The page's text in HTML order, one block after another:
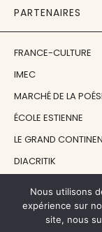
PARTENAIRES
FRANCE-CULTURE
IMEC
MARCHÉ DE LA
ÉCOLE ESTIENNE
LE GRAND
DIACRITIK
NOS SOUTIENS
Nous utilisons
expérience sur
site, nous